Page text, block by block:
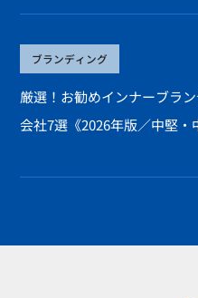
ブランディング
厳選！お勧めインナーブラ
会社7選《2026年版／中堅・